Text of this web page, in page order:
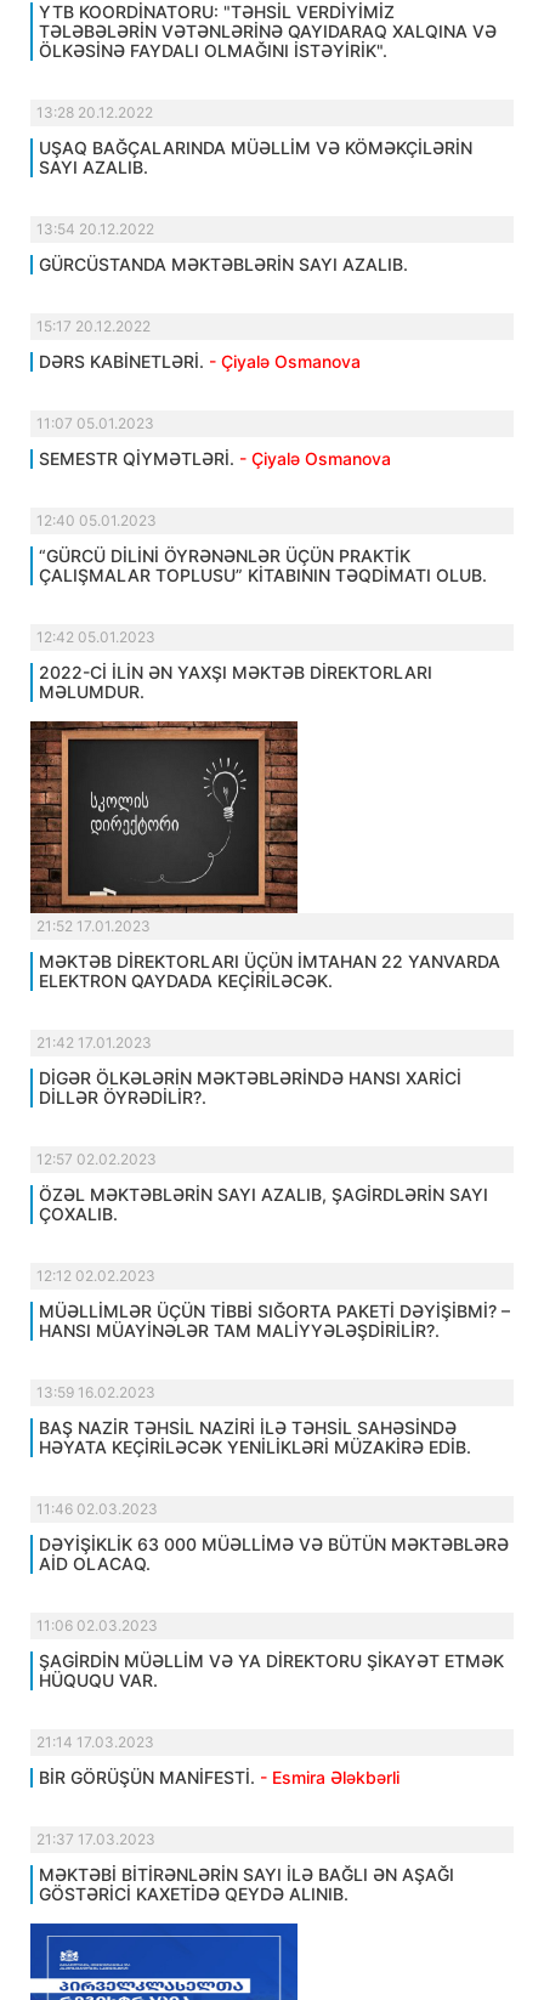
YTB KOORDİNATORU: "TƏHSİL VERDİYİMİZ
TƏLƏBƏLƏRİN VƏTƏNLƏRİNƏ QAYIDARAQ XALQINA VƏ
ÖLKƏSİNƏ FAYDALI OLMAĞINI İSTƏYİRİK".
13:28 20.12.2022
UŞAQ BAĞÇALARINDA MÜƏLLİM VƏ KÖMƏKÇİLƏRİN
SAYI AZALIB.
13:54 20.12.2022
GÜRCÜSTANDA MƏKTƏBLƏRİN SAYI AZALIB.
15:17 20.12.2022
DƏRS KABİNETLƏRİ. - Çiyalə Osmanova
11:07 05.01.2023
SEMESTR QİYMƏTLƏRİ. - Çiyalə Osmanova
12:40 05.01.2023
“GÜRCÜ DİLİNİ ÖYRƏNƏNLƏR ÜÇÜN PRAKTİK
ÇALIŞMALAR TOPLUSU” KİTABININ TƏQDİMATI OLUB.
12:42 05.01.2023
2022-Cİ İLİN ƏN YAXŞI MƏKTƏB DİREKTORLARI
MƏLUMDUR.
21:52 17.01.2023
MƏKTƏB DİREKTORLARI ÜÇÜN İMTAHAN 22 YANVARDA
ELEKTRON QAYDADA KEÇİRİLƏCƏK.
21:42 17.01.2023
DİGƏR ÖLKƏLƏRİN MƏKTƏBLƏRİNDƏ HANSI XARİCİ
DİLLƏR ÖYRƏDİLİR?.
12:57 02.02.2023
ÖZƏL MƏKTƏBLƏRİN SAYI AZALIB, ŞAGİRDLƏRİN SAYI
ÇOXALIB.
12:12 02.02.2023
MÜƏLLİMLƏR ÜÇÜN TİBBİ SIĞORTA PAKETİ DƏYİŞİBMİ? –
HANSI MÜAYİNƏLƏR TAM MALİYYƏLƏŞDİRİLİR?.
13:59 16.02.2023
BAŞ NAZİR TƏHSİL NAZİRİ İLƏ TƏHSİL SAHƏSİNDƏ
HƏYATA KEÇİRİLƏCƏK YENİLİKLƏRİ MÜZAKİRƏ EDİB.
11:46 02.03.2023
DƏYİŞİKLİK 63 000 MÜƏLLİMƏ VƏ BÜTÜN MƏKTƏBLƏRƏ
AİD OLACAQ.
11:06 02.03.2023
ŞAGİRDİN MÜƏLLİM VƏ YA DİREKTORU ŞİKAYƏT ETMƏK
HÜQUQU VAR.
21:14 17.03.2023
BİR GÖRÜŞÜN MANİFESTİ. - Esmira Ələkbərli
21:37 17.03.2023
MƏKTƏBİ BİTİRƏNLƏRİN SAYI İLƏ BAĞLI ƏN AŞAĞI
GÖSTƏRİCİ KAXETİDƏ QEYDƏ ALINIB.